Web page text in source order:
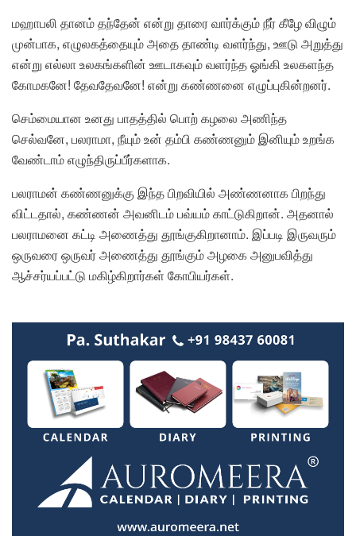
மஹாபலி தானம் தந்தேன் என்று தாரை வார்க்கும் நீர் கீழே விழும்
முன்பாக, எழுலகத்தையும் அதை தாண்டி வளர்ந்து, ஊடு அறுத்து
என்று எல்லா உலகங்களின் ஊடாகவும் வளர்ந்த ஓங்கி உலகளந்த
கோமகனே! தேவதேவனே! என்று கண்ணனை எழுப்புகின்றனர்.
செம்மையான உனது பாதத்தில் பொற் கழலை அணிந்த
செல்வனே, பலராமா, நீயும் உன் தம்பி கண்ணனும் இனியும் உறங்க
வேண்டாம் எழுந்திருப்பீர்களாக.
பலராமன் கண்ணனுக்கு இந்த பிறவியில் அண்ணனாக பிறந்து
விட்டதால், கண்ணன் அவனிடம் பவ்யம் காட்டுகிறான். அதனால்
பலராமனை கட்டி அணைத்து தூங்குகிறானாம். இப்படி இருவரும்
ஒருவரை ஒருவர் அணைத்து தூங்கும் அழகை அனுபவித்து
ஆச்சர்யப்பட்டு மகிழ்கிறார்கள் கோபியர்கள்.